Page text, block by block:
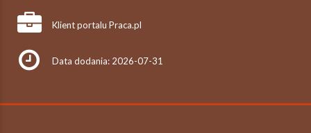
Klient portalu Praca.pl
Data dodania: 2026-07-31